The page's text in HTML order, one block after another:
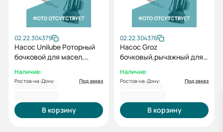
02.22.304379
Насос Unilube Роторный
бочковой для масел,
KP2300
Наличие:
Ростов-на-Дону: Под заказ
В корзину
02.22.304376
Насос Groz
бочковый,рычажный для
EBP/01/EBP/02 GR44115
Наличие:
Ростов-на-Дону: Под заказ
В корзину